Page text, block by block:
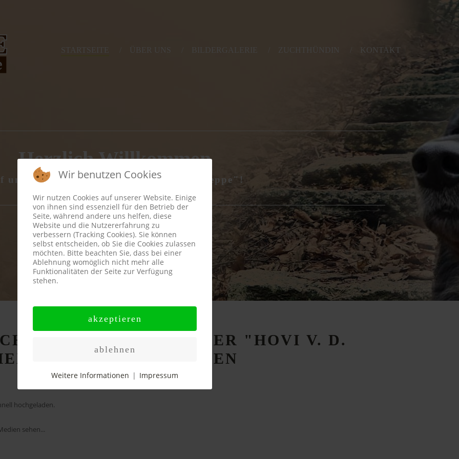
STARTSEITE ÜBER UNS BILDERGALERIE ZUCHTHÜNDIN KONTAKT
Herzlich Willkommen
unserer Internetseite "Von der Hexentreppe"!
UNTER "HOVI V. D.
FINDEN
hochgeladen.
sehen...
Wir benutzen Cookies
Wir nutzen Cookies auf unserer Website. Einige
von ihnen sind essenziell für den Betrieb der
Seite, während andere uns helfen, diese
Website und die Nutzererfahrung zu
verbessern (Tracking Cookies). Sie können
selbst entscheiden, ob Sie die Cookies zulassen
möchten. Bitte beachten Sie, dass bei einer
Ablehnung womöglich nicht mehr alle
Funktionalitäten der Seite zur Verfügung
stehen.
akzeptieren
ablehnen
Weitere Informationen | Impressum